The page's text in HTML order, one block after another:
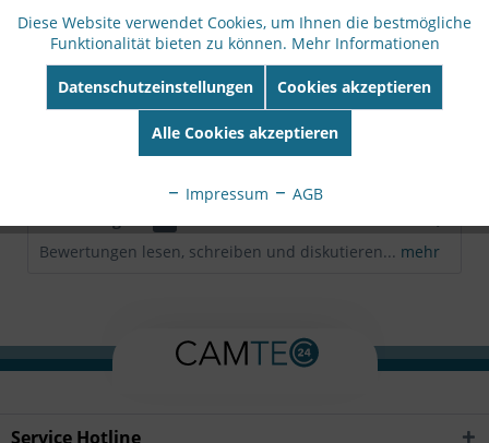
EAN:
4712123670799
Beschreibung
Wall mount kit for CaMate series IR illuminatormehr
Bewertungen lesen, schreiben und diskutieren... mehr
Service Hotline
Diese Website verwendet Cookies, um Ihnen die bestmögliche
Funktionalität bieten zu können. Mehr Informationen
Datenschutzeinstellungen Cookies akzeptieren
Alle Cookies akzeptieren
Impressum AGB